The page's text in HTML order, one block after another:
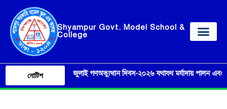
Shyampur Govt. Model School &
College
নোটিশ
০৫ আগষ্ট ‘জুলাই গণঅভ্যুত্থান দিবস-২০২৬ যথাযথ মর্যাদায় পালন এবং এ লক্ষ্যে